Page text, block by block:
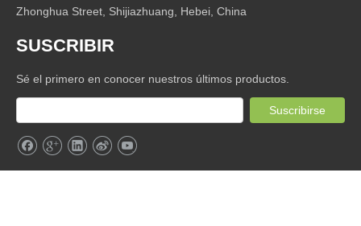
Zhonghua Street, Shijiazhuang, Hebei, China
SUSCRIBIR
Sé el primero en conocer nuestros últimos productos.
Suscribirse